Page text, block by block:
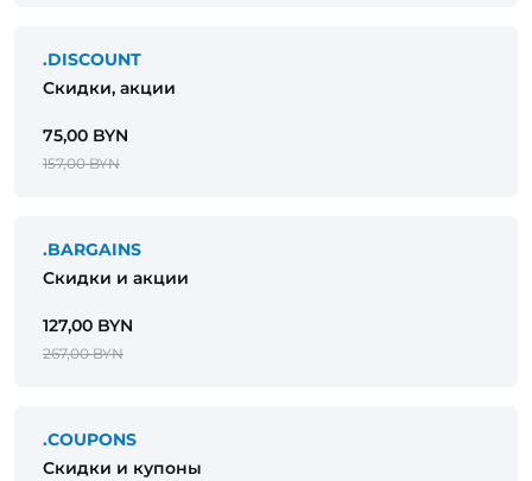
.DISCOUNT
Скидки, акции
75,00 BYN
157,00 BYN
.BARGAINS
Скидки и акции
127,00 BYN
267,00 BYN
.COUPONS
Скидки и купоны